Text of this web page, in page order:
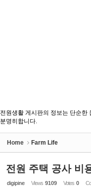
전원생활 게시판의 정보는 단순한
분명히합니다.
Home Farm Life
전원 주택 공사 비
digipine Views 9109 Votes 0